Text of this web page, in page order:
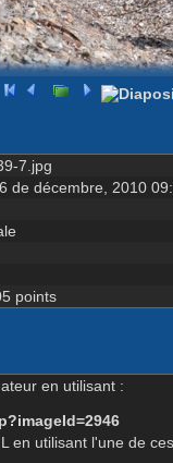
7.jpg
de décembre, 2010
en utilisant :
en utilisant l'une de